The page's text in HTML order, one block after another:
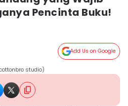
Pencinta Buku!
Add Us on Google
studio)